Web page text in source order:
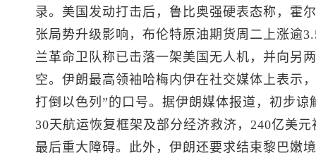
录。美国发动打击后，鲁比奥强硬表态称，霍
张局势升级影响， 布伦特原油期货周二上涨逾
兰革命卫队称已击落一架美国无人机，并向另
空。伊朗最高领袖哈梅内伊在社交媒体上表示
打倒以色列”的口号。据伊朗媒体报道，初步
30天航运恢复框架及部分经济救济，240亿美
最后重大障碍。此外，伊朗还要求结束黎巴嫩